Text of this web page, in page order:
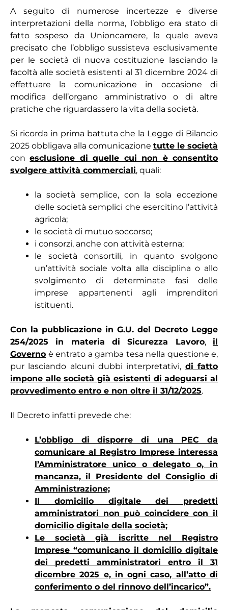
A seguito di numerose incertezze e diverse
interpretazioni della norma, l’obbligo era stato di
fatto sospeso da Unioncamere, la quale aveva
precisato che l’obbligo sussisteva esclusivamente
per le società di nuova costituzione lasciando la
facoltà alle società esistenti al 31 dicembre 2024 di
effettuare la comunicazione in occasione di
modifica dell’organo amministrativo o di altre
pratiche che riguardassero la vita della società.
Si ricorda in prima battuta che la Legge di Bilancio
2025 obbligava alla comunicazione tutte le società
conesclusione di quelle cui non è consentito
svolgere attività commerciali, quali:
la società semplice, con la sola eccezione
delle società semplici che esercitino l’attività
agricola;
le società di mutuo soccorso;
i consorzi, anche con attività esterna;
le società consortili, in quanto svolgono
un’attività sociale volta alla disciplina o allo
svolgimento di determinate fasi delle
imprese appartenenti agli imprenditori
istituenti.
Con la pubblicazione in G.U. del Decreto Legge
254/2025 in materia di Sicurezza Lavoro,il
Governo è entrato a gamba tesa nella questione e,
pur lasciando alcuni dubbi interpretativi, di fatto
impone alle società già esistenti di adeguarsi al
provvedimento entro e non oltre il 31/12/2025.
Il Decreto infatti prevede che:
L’obbligo di disporre di una PEC da
comunicare al Registro Imprese interessa
l’Amministratore unico o delegato o, in
mancanza, il Presidente del Consiglio di
Amministrazione;
Il domicilio digitale dei predetti
amministratori non può coincidere con il
domicilio digitale della società;
Le società già iscritte nel Registro
Imprese “comunicano il domicilio digitale
dei predetti amministratori entro il 31
dicembre 2025 e, in ogni caso, all’atto di
conferimento o del rinnovo dell’incarico”.